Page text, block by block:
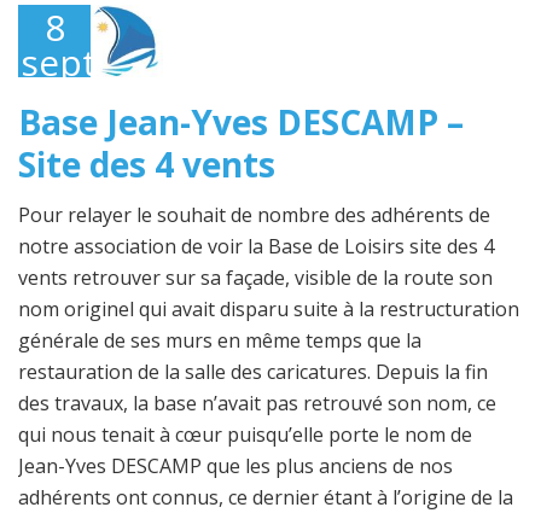
8
septembre
2025
Base Jean-Yves DESCAMP –
Site des 4 vents
Pour relayer le souhait de nombre des adhérents de
notre association de voir la Base de Loisirs site des 4
vents retrouver sur sa façade, visible de la route son
nom originel qui avait disparu suite à la restructuration
générale de ses murs en même temps que la
restauration de la salle des caricatures. Depuis la fin
des travaux, la base n’avait pas retrouvé son nom, ce
qui nous tenait à cœur puisqu’elle porte le nom de
Jean-Yves DESCAMP que les plus anciens de nos
adhérents ont connus, ce dernier étant à l’origine de la